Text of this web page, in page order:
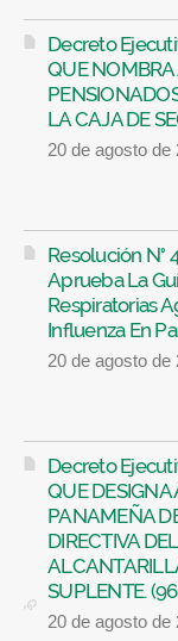
Decreto
QUE NOMBRA
LA CAJA DE
20 de agosto de
Resolución N°
Aprueba La
Respiratorias
Influenza En
20 de agosto de
Decreto
QUE DESIGNA
PANAMEÑA
DIRECTIVA
SUPLENTE.
20 de agosto de